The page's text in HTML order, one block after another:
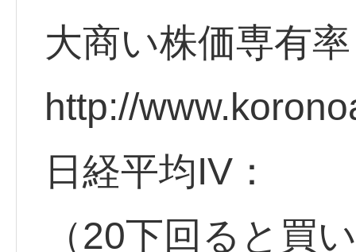
大商い株価専有
http://
日経平均IV：
（20下回ると買